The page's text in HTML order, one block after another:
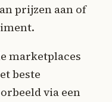
prijzen aan of
marketplaces
beste
via een